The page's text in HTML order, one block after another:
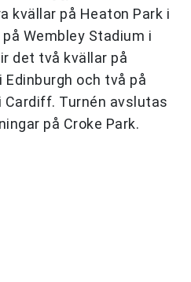
kvällar på Heaton Park i
Wembley Stadium i
det två kvällar på
och två på
Turnén avslutas
på Croke Park.